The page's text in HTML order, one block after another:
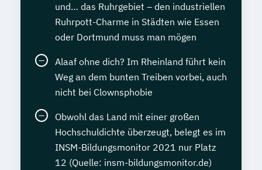
und… das Ruhrgebiet – den industriellen
Ruhrpott-Charme in Städten wie Essen
oder Dortmund muss man mögen
Alaaf ohne dich? Im Rheinland führt kein
Weg an dem bunten Treiben vorbei, auch
nicht bei Clownsphobie
Obwohl das Land mit einer großen
Hochschuldichte überzeugt, belegt es im
INSM-Bildungsmonitor 2021 nur Platz
12 (Quelle: insm-bildungsmonitor.de)